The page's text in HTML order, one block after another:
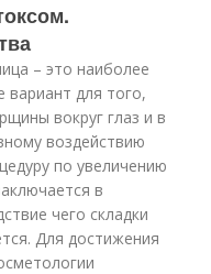
– это наиболее
вариант для того,
вокруг глаз и в
воздействию
по увеличению
в
чего складки
Для достижения